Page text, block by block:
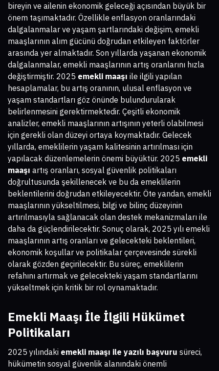
bireyin ve ailenin ekonomik geleceği açısından büyük bir
önem taşımaktadır. Özellikle enflasyon oranlarındaki
dalgalanmalar ve yaşam şartlarındaki değişim, emekli
maaşlarının alım gücünü doğrudan etkileyen faktörler
arasında yer almaktadır. Son yıllarda yaşanan ekonomik
dalgalanmalar, emekli maaşlarının artış oranlarını hızla
değiştirmiştir. 2025 emekli maaşı ile ilgili yapılan
hesaplamalar, bu artış oranının, ulusal enflasyon ve
yaşam standartları göz önünde bulundurularak
belirlenmesini gerektirmektedir. Çeşitli ekonomik
analizler, emekli maaşlarının artışının yeterli olabilmesi
için gerekli olan düzeyi ortaya koymaktadır. Gelecek
yıllarda, emeklilerin yaşam kalitesinin artırılması için
yapılacak düzenlemelerin önemi büyüktür. 2025 emekli
maaşı artış oranları, sosyal güvenlik politikaları
doğrultusunda şekillenecek ve bu da emeklilerin
beklentilerini doğrudan etkileyecektir. Öte yandan, emekli
maaşlarının yükseltilmesi, bilgi ve bilinç düzeyinin
artırılmasıyla sağlanacak olan destek mekanizmaları ile
daha da güçlendirilecektir. Sonuç olarak, 2025 yılı emekli
maaşlarının artış oranları ve gelecekteki beklentileri,
ekonomik koşullar ve politikalar çerçevesinde sürekli
olarak gözden geçirilecektir. Bu süreç, emeklilerin
refahını artırmak ve gelecekteki yaşam standartlarını
yükseltmek için kritik bir rol oynamaktadır.
Emekli Maaşı İle İlgili Hükümet
Politikaları
2025 yılındaki emekli maaşı ile yazılı başvuru süreci,
hükümetin sosyal güvenlik alanındaki önemli